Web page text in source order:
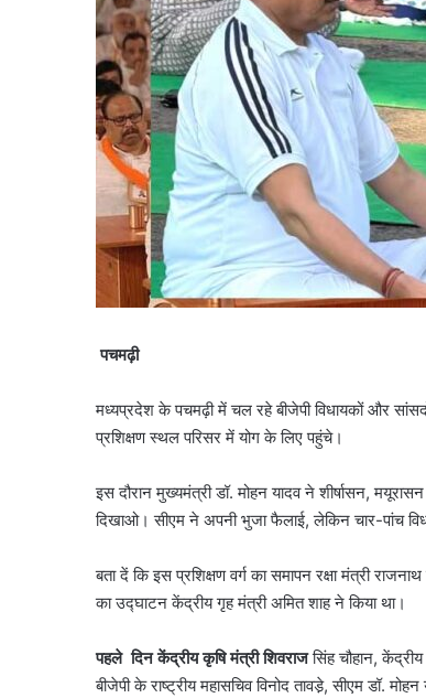
पचमढ़ी
मध्यप्रदेश के पचमढ़ी में चल रहे बीजेपी विधायकों और
प्रशिक्षण स्थल परिसर में योग के लिए पहुंचे।
इस दौरान मुख्यमंत्री डॉ. मोहन यादव ने शीर्षासन,
दिखाओ। सीएम ने अपनी भुजा फैलाई, लेकिन चार-पांच
बता दें कि इस प्रशिक्षण वर्ग का समापन रक्षा मंत्री
का उद्घाटन केंद्रीय गृह मंत्री अमित शाह ने किया था।
पहले दिन केंद्रीय कृषि मंत्री शिवराजसिंह चौहान,
बीजेपी के राष्ट्रीय महासचिव विनोद तावडे़, सीएम डॉ.